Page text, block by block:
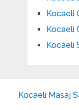
Kocaeli
Kocaeli
Kocaeli
Kocaeli Masaj